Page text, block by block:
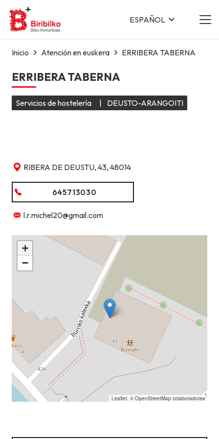
ESPAÑOL
Inicio Atención en euskera ERRIBERA TABERNA
ERRIBERA TABERNA
Servicios de hostelería | DEUSTO-ARANGOITI
RIBERA DE DEUSTU, 43, 48014
645713030
l.r.michel20@gmail.com
+
−
Leaflet, © OpenStreetMap colaboradores